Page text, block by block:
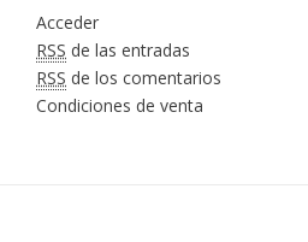
Acceder
RSS de las entradas
RSS de los comentarios
Condiciones de venta